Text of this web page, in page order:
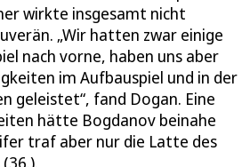
wirkte insgesamt nicht
„Wir hatten zwar einige
nach vorne, haben uns aber
im Aufbauspiel und in der
geleistet“, fand Dogan. Eine
hätte Bogdanov beinahe
traf aber nur die Latte des